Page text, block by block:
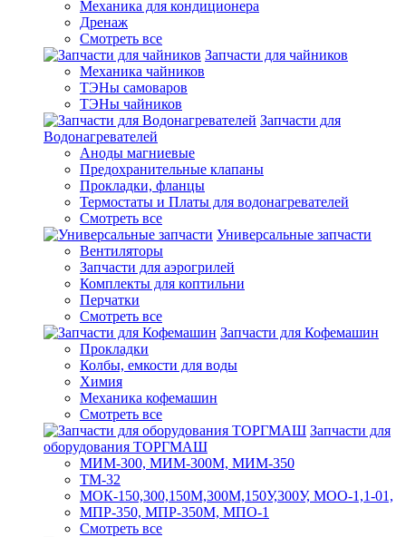
Механика для кондиционера
Дренаж
Смотреть все
Запчасти для чайников
Механика чайников
ТЭНы самоваров
ТЭНы чайников
Запчасти для
Водонагревателей
Аноды магниевые
Предохранительные клапаны
Прокладки, фланцы
Термостаты и Платы для водонагревателей
Смотреть все
Универсальные запчасти
Вентиляторы
Запчасти для аэрогрилей
Комплекты для коптильни
Перчатки
Смотреть все
Запчасти для Кофемашин
Прокладки
Колбы, емкости для воды
Химия
Механика кофемашин
Смотреть все
Запчасти для
оборудования ТОРГМАШ
МИМ-300, МИМ-300М, МИМ-350
ТМ-32
МОК-150,300,150М,300М,150У,300У, МОО-1,1-01,
МПР-350, МПР-350М, МПО-1
Смотреть все